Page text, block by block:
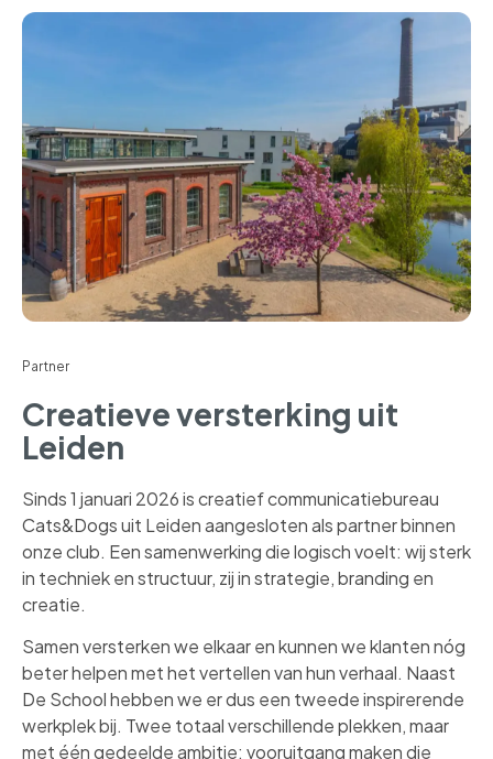
Partner
Creatieve versterking uit
Leiden
Sinds 1 januari 2026 is creatief communicatiebureau
Cats&Dogs uit Leiden aangesloten als partner binnen
onze club. Een samenwerking die logisch voelt: wij sterk
in techniek en structuur, zij in strategie, branding en
creatie.
Samen versterken we elkaar en kunnen we klanten nóg
beter helpen met het vertellen van hun verhaal. Naast
De School hebben we er dus een tweede inspirerende
werkplek bij. Twee totaal verschillende plekken, maar
met één gedeelde ambitie: vooruitgang maken die